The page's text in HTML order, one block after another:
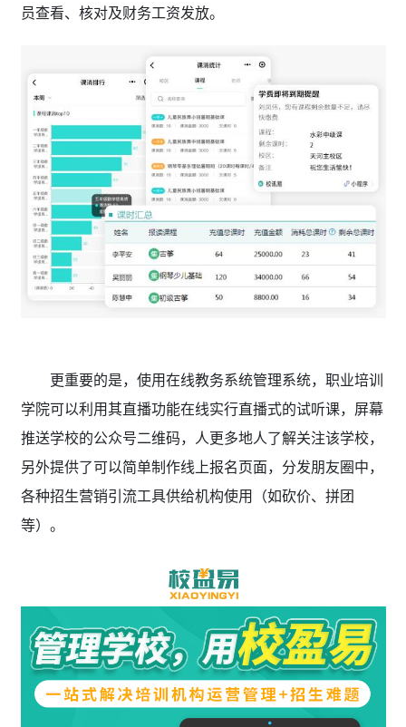
员查看、核对及财务工资发放。
更重要的是，使用在线教务系统管理系统，职业培训
学院可以利用其直播功能在线实行直播式的试听课，屏幕
推送学校的公众号二维码，人更多地人了解关注该学校，
另外提供了可以简单制作线上报名页面，分发朋友圈中，
各种招生营销引流工具供给机构使用（如砍价、拼团
等）。